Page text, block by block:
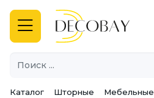
Каталог Шторные Мебельные